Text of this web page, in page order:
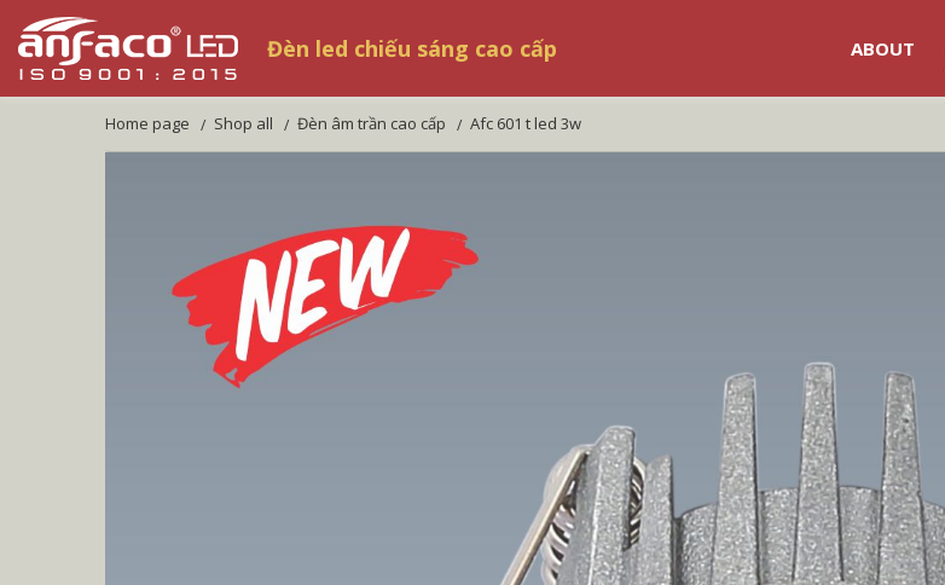
Đèn led chiếu sáng cao cấp ABOUT
home page shop all đèn âm trần cao cấp afc 601 t led 3w